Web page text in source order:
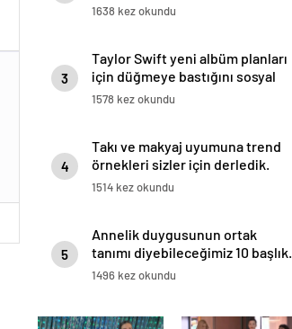
1638 kez okundu
3
Taylor Swift yeni albüm planları
için düğmeye bastığını sosyal
medyadan duyurdu!
1578 kez okundu
4
Takı ve makyaj uyumuna trend
örnekleri sizler için derledik.
1514 kez okundu
5
Annelik duygusunun ortak
tanımı diyebileceğimiz 10 başlık.
1496 kez okundu